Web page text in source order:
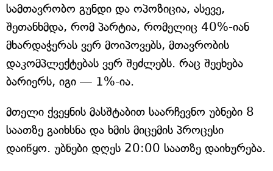
სამთავრობო გუნდი და ოპოზიცია, ასევე,
შეთანხმდა, რომ პარტია, რომელიც 40%-იან
მხარდაჭერას ვერ მოიპოვებს, მთავრობის
დაკომპლექტებას ვერ შეძლებს. რაც შეეხება
ბარიერს, იგი — 1%-ია.
მთელი ქვეყნის მასშტაბით საარჩევნო უბნები 8
საათზე გაიხსნა და ხმის მიცემის პროცესი
დაიწყო. უბნები დღეს 20:00 საათზე დაიხურება.